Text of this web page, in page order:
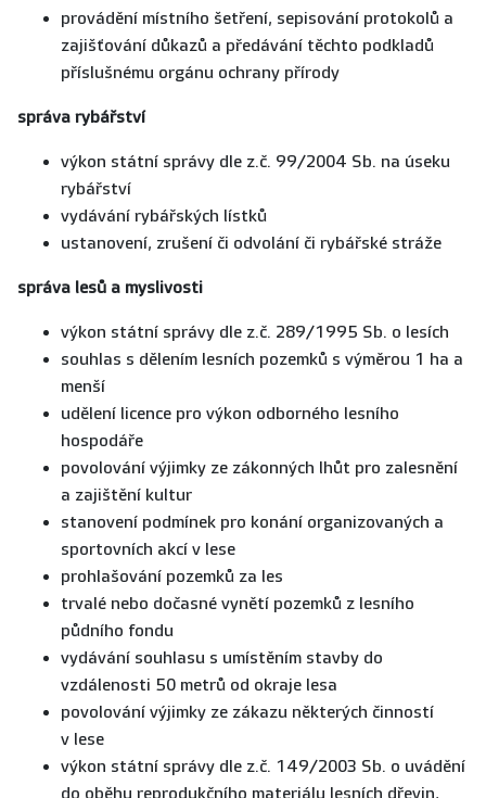
provádění místního šetření, sepisování protokolů a
zajišťování důkazů a předávání těchto podkladů
příslušnému orgánu ochrany přírody
správa rybářství
výkon státní správy dle z.č. 99/2004 Sb. na úseku
rybářství
vydávání rybářských lístků
ustanovení, zrušení či odvolání či rybářské stráže
správa lesů a myslivosti
výkon státní správy dle z.č. 289/1995 Sb. o lesích
souhlas s dělením lesních pozemků s výměrou 1 ha a
menší
udělení licence pro výkon odborného lesního
hospodáře
povolování výjimky ze zákonných lhůt pro zalesnění
a zajištění kultur
stanovení podmínek pro konání organizovaných a
sportovních akcí v lese
prohlašování pozemků za les
trvalé nebo dočasné vynětí pozemků z lesního
půdního fondu
vydávání souhlasu s umístěním stavby do
vzdálenosti 50 metrů od okraje lesa
povolování výjimky ze zákazu některých činností
v lese
výkon státní správy dle z.č. 149/2003 Sb. o uvádění